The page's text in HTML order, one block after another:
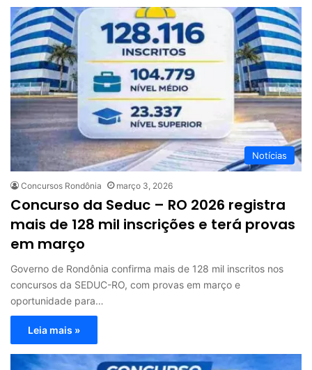
Notícias
Concursos Rondônia março 3, 2026
Concurso da Seduc – RO 2026 registra
mais de 128 mil inscrições e terá provas
em março
Governo de Rondônia confirma mais de 128 mil inscritos nos
concursos da SEDUC-RO, com provas em março e
oportunidade para…
Leia mais »